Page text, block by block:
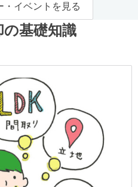
・イベントを見る
の基礎知識